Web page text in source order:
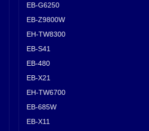
EB-G6250
EB-Z9800W
EH-TW8300
EB-S41
EB-480
EB-X21
EH-TW6700
EB-685W
EB-X11